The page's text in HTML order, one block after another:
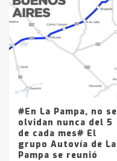
#En La Pampa, no se
olvidan nunca del 5
de cada mes# El
grupo Autovía de La
Pampa se reunió